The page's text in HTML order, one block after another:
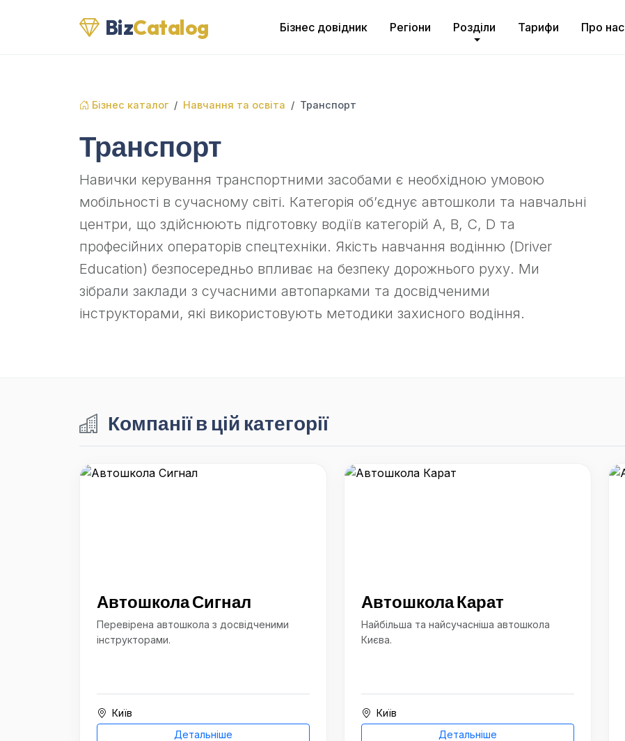
BizCatalog Бізнес довідник Регіони Розділи Тарифи Про нас
Бізнес каталог Навчання та освіта Транспорт
Транспорт
Навички керування транспортними засобами є необхідною умовою
мобільності в сучасному світі. Категорія об’єднує автошколи та навчальні
центри, що здійснюють підготовку водіїв категорій A, B, C, D та
професійних операторів спецтехніки. Якість навчання водінню (Driver
Education) безпосередньо впливає на безпеку дорожнього руху. Ми
зібрали заклади з сучасними автопарками та досвідченими
інструкторами, які використовують методики захисного водіння.
Компанії в цій категорії
Автошкола Сигнал
Перевірена автошкола з досвідченими
інструкторами.
Київ
Детальніше
Автошкола Карат
Найбільша та найсучасніша автошкола
Києва.
Київ
Детальніше